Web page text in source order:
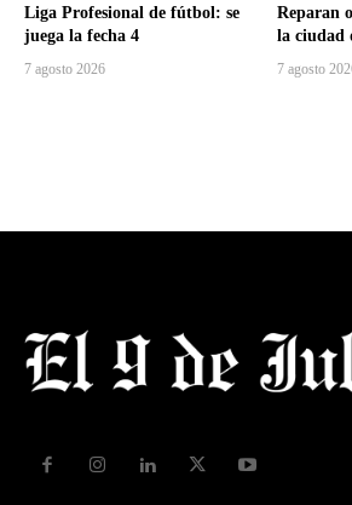
Liga Profesional de fútbol: se
juega la fecha 4
7 agosto 2026
Reparan
la ciudad
7 agosto